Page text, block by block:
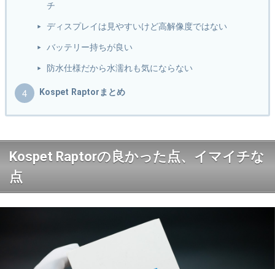
チ
ディスプレイは見やすいけど高解像度ではない
バッテリー持ちが良い
防水仕様だから水濡れも気にならない
Kospet Raptorまとめ
Kospet Raptorの良かった点、イマイチな
点